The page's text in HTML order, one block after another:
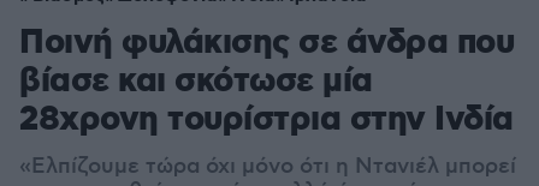
Ποινή φυλάκισης σε άνδρα που
βίασε και σκότωσε μία
28χρονη τουρίστρια στην Ινδία
«Ελπίζουμε τώρα όχι μόνο ότι η Ντανιέλ μπορεί